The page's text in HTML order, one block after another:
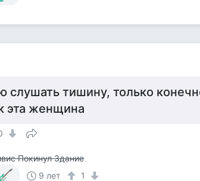
слушать тишину, только
эта женщина
Покинул Здание
9 лет
1